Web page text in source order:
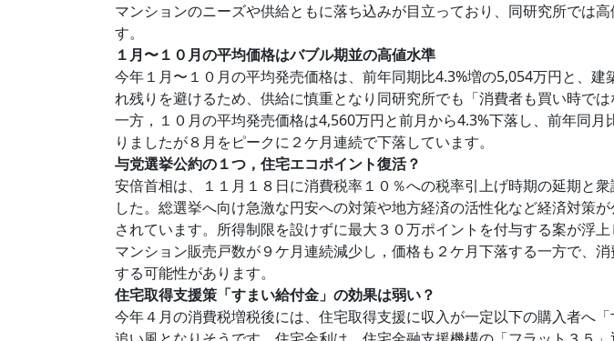
マンションのニーズや供給ともに落ち込みが目立っており、同研究所では
す。
１月〜１０月の平均価格はバブル期並の高値水準
今年１月〜１０月の平均発売価格は、前年同期比4.3%増の5,054万円と、
れ残りを避けるため、供給に慎重となり同研究所でも「消費者も買い時では
一方，１０月の平均発売価格は4,560万円と前月から4.3%下落し、前年同
りましたが８月をピークに２ケ月連続で下落しています。
与党選挙公約の１つ，住宅エコポイント復活？
安倍首相は、１１月１８日に消費税率１０％への税率引上げ時期の延期と
した。総選挙へ向け急激な円安への対策や地方経済の活性化など経済対策
されています。所得制限を設けずに最大３０万ポイントを付与する案が浮上
マンション販売戸数が９ケ月連続減少し，価格も２ケ月下落する一方で、
する可能性があります。
住宅取得支援策「すまい給付金」の効果は弱い？
今年４月の消費税増税後には、住宅取得支援に収入が一定以下の購入者へ